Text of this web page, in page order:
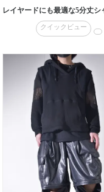
レイヤードにも最適な5分丈シ
クイックビュー